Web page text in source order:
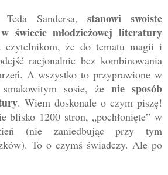
Teda Sandersa, stanowi swoiste
świecie młodzieżowej literatury
czytelnikom, że do tematu magii i
racjonalnie bez kombinowania
A wszystko to przyprawione w
sosie, że nie sposób
. Wiem doskonale o czym piszę!
blisko 1200 stron, „pochłonięte” w
(nie zaniedbując przy tym
To o czymś świadczy. Ale po